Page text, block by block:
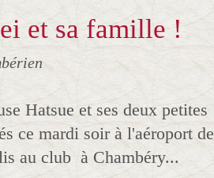
et sa famille !
Hatsue et ses deux petites
ce mardi soir à l'aéroport de
au club à Chambéry...